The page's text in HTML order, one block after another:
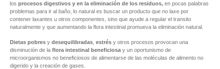
los procesos digestivos y en la eliminación de los residuos, en pocas palabras
problemas para ir al baño, lo natural es buscar un producto que no laxe por
contener laxantes u otros componentes, sino que ayude a regular el transito
naturalmente y que aumentando la flora intestinal promueva la eliminación natural.
Dietas pobres y desequilibradas estrés y otros procesos provocan una
disminución de la flora intestinal beneficiosa y un oportunismo de
microorganismos no beneficiosos de alimentarse de las moléculas de alimento no
digerido y la creación de gases.